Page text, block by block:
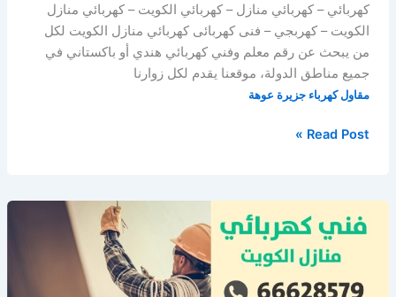
كهربائي – كهربائي منازل – كهربائي الكويت – كهربائي منازل
الكويت – كهربجي – فنى كهربائى كهربائي منازل الكويت لكل
من يبحث عن رقم معلم وفني كهربائي هندي أو باكستاني في
جميع مناطق الدولة، موقعنا يقدم لكل زوارنا
مقاول كهرباء جزيرة عوهة
مقاول
عوهة
Read Post »